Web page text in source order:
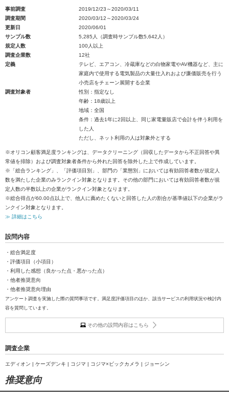
事前調査
2019/12/23～2020/03/11
調査期間
2020/03/12～2020/03/24
更新日
2020/06/01
サンプル数
5,285人（調査時サンプル数5,642人）
規定人数
100人以上
調査企業数
12社
定義
テレビ、エアコン、冷蔵庫などの白物家電やAV機器など、主に
家庭内で使用する電気製品の大量仕入れおよび廉価販売を行う
小売店をチェーン展開する企業
調査対象者
性別：指定なし
年齢：18歳以上
地域：全国
条件：過去1年に2回以上、同じ家電量販店で会計を伴う利用を
した人
ただし、ネット利用の人は対象外とする
※オリコン顧客満足度ランキングは、データクリーニング（回収したデータから不正回答や異
常値を排除）および調査対象者条件から外れた回答を除外した上で作成しています。
※「総合ランキング」、「評価項目別」、部門の「業態別」においては有効回答者数が規定人
数を満たした企業のみランクイン対象となります。その他の部門においては有効回答者数が規
定人数の半数以上の企業がランクイン対象となります。
※総合得点が60.00点以上で、他人に薦めたくないと回答した人の割合が基準値以下の企業がラ
ンクイン対象となります。
≫ 詳細はこちら
設問内容
・総合満足度
・評価項目（小項目）
・利用した感想（良かった点・悪かった点）
・他者推奨意向
・他者推奨意向理由
アンケート調査を実施した際の質問事項です。満足度評価項目のほか、該当サービスの利用状況や検討内
容を質問しています。
その他の設問内容はこちら
調査企業
エディオン | ケーズデンキ | コジマ | コジマ×ビックカメラ | ジョーシン
推奨意向